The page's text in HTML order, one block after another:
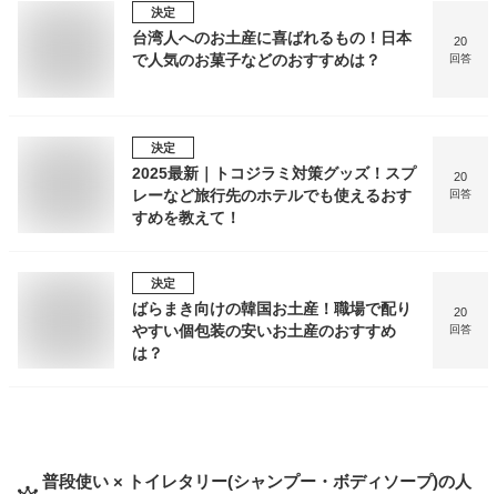
決定
台湾人へのお土産に喜ばれるもの！日本
で人気のお菓子などのおすすめは？
20
回答
決定
2025最新｜トコジラミ対策グッズ！スプ
レーなど旅行先のホテルでも使えるおす
すめを教えて！
20
回答
決定
ばらまき向けの韓国お土産！職場で配り
やすい個包装の安いお土産のおすすめ
は？
20
回答
普段使い × トイレタリー(シャンプー・ボディソープ)の人